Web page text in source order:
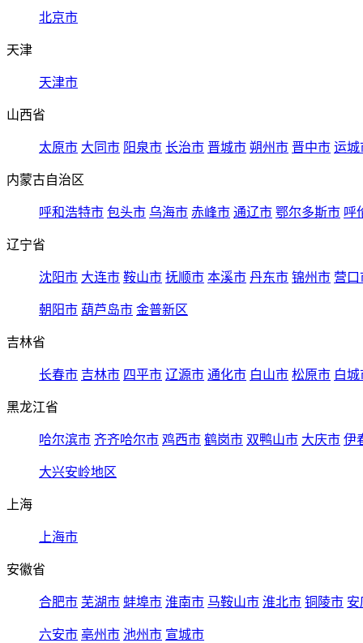
北京市
天津
天津市
山西省
太原市 大同市 阳泉市 长治市 晋城市 朔州市 晋中市 运城
内蒙古自治区
呼和浩特市 包头市 乌海市 赤峰市 通辽市 鄂尔多斯市 呼
辽宁省
沈阳市 大连市 鞍山市 抚顺市 本溪市 丹东市 锦州市 营口
朝阳市 葫芦岛市 金普新区
吉林省
长春市 吉林市 四平市 辽源市 通化市 白山市 松原市 白城
黑龙江省
哈尔滨市 齐齐哈尔市 鸡西市 鹤岗市 双鸭山市 大庆市 伊
大兴安岭地区
上海
上海市
安徽省
合肥市 芜湖市 蚌埠市 淮南市 马鞍山市 淮北市 铜陵市 安
六安市 亳州市 池州市 宣城市